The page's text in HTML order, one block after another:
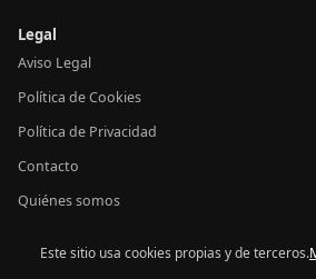
Legal
Aviso Legal
Política de Cookies
Política de Privacidad
Contacto
Quiénes somos
© 2026 Crónica Castilla-La
Este sitio usa cookies propias y de terceros.